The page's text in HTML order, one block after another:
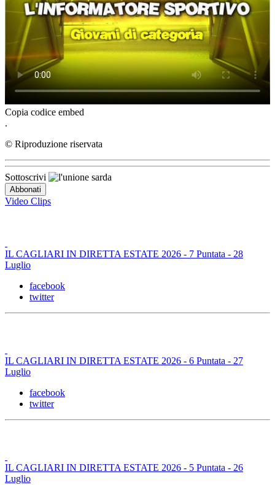
Copia codice embed
.
© Riproduzione riservata
Sottoscrivi
Video Clips
IL CAGLIARI IN DIRETTA ESTATE 2026 - 7 Puntata - 28
Luglio
facebook
twitter
IL CAGLIARI IN DIRETTA ESTATE 2026 - 6 Puntata - 27
Luglio
facebook
twitter
IL CAGLIARI IN DIRETTA ESTATE 2026 - 5 Puntata - 26
Luglio